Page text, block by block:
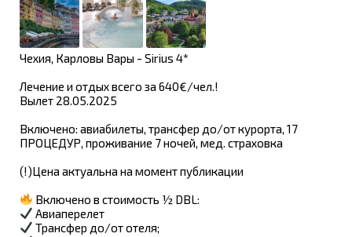
Чехия, Карловы Вары - Sirius 4*
Лечение и отдых всего за 640€/чел.!
Вылет 28.05.2025
Включено: авиабилеты, трансфер до/от курорта, 17
ПРОЦЕДУР, проживание 7 ночей, мед. страховка
(!)Цена актуальна на момент публикации
Включено в стоимость ½ DBL:
Авиаперелет
Трансфер до/от отеля;